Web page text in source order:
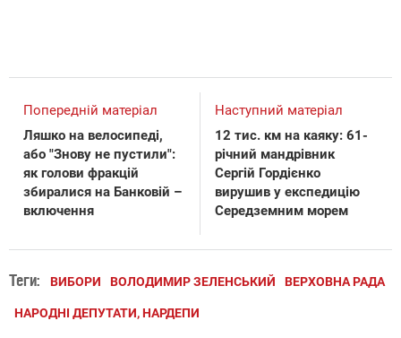
Попередній матеріал
Ляшко на велосипеді,
або "Знову не пустили":
як голови фракцій
збиралися на Банковій –
включення
Наступний матеріал
12 тис. км на каяку: 61-
річний мандрівник
Сергій Гордієнко
вирушив у експедицію
Середземним морем
Теги: ВИБОРИ ВОЛОДИМИР ЗЕЛЕНСЬКИЙ ВЕРХОВНА РАДА
НАРОДНІ ДЕПУТАТИ, НАРДЕПИ